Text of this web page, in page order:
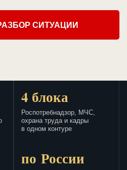
СИТУАЦИИ
4 блока
Роспотребнадзор, МЧС,
охрана труда и кадры
в одном контуре
по России